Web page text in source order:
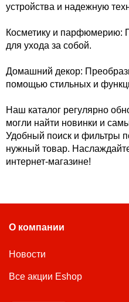
устройства и надежную
Косметику и парфюмерию:
для ухода за собой.
Домашний декор:
помощью стильных и
Наш каталог регулярно
могли найти новинки и
Удобный поиск и фильтры
нужный товар.
интернет-магазине!
О компании
Новости
Все акции Eshop